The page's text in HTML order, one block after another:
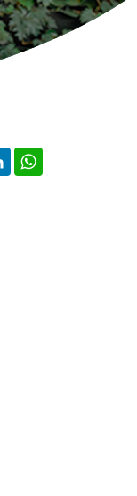
LinkedInWhatsApp